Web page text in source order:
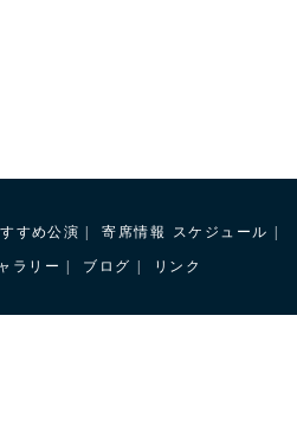
すめ公演 寄席情報 スケジュール
ラリー ブログ リンク